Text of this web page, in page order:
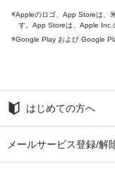
Appleのロゴ、App Storeは、
す。App Storeは、Apple Inc.
Google Play および Google
はじめての方へ
メールサービス登録/解